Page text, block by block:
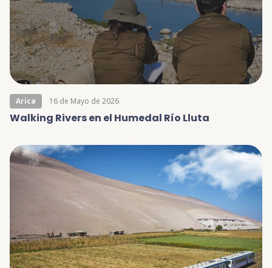
Arica 16 de Mayo de 2026
Walking Rivers en el Humedal Río Lluta